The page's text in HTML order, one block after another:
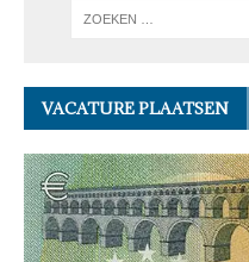
VACATURE PLAATSEN